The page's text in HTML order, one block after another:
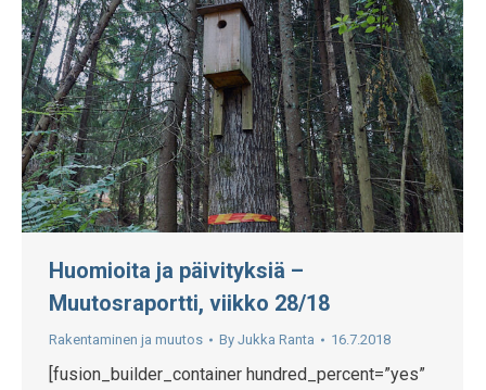
Huomioita ja päivityksiä –
Muutosraportti, viikko 28/18
Rakentaminen ja muutos By Jukka Ranta 16.7.2018
[fusion_builder_container hundred_percent=”yes”